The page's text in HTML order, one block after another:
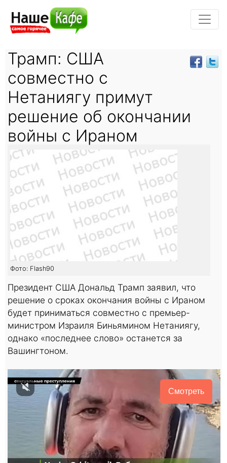
Трамп: США
совместно с
Нетаниягу примут
решение об окончании
войны с Ираном
Фото: Flash90
Президент США Дональд Трамп заявил, что
решение о сроках окончания войны с Ираном
будет приниматься совместно с премьер-
министром Израиля Биньямином Нетаниягу,
однако «последнее слово» останется за
Вашингтоном.
Смотреть